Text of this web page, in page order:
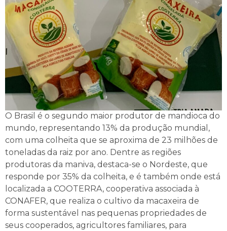
O Brasil é o segundo maior produtor de mandioca do
mundo, representando 13% da produção mundial,
com uma colheita que se aproxima de 23 milhões de
toneladas da raiz por ano. Dentre as regiões
produtoras da maniva, destaca-se o Nordeste, que
responde por 35% da colheita, e é também onde está
localizada a COOTERRA, cooperativa associada à
CONAFER, que realiza o cultivo da macaxeira de
forma sustentável nas pequenas propriedades de
seus cooperados, agricultores familiares, para